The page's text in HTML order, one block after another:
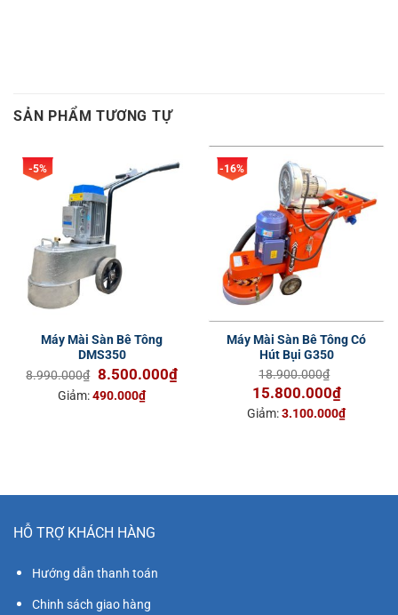
SẢN PHẨM TƯƠNG TỰ
-5%
Máy Mài Sàn Bê Tông
DMS350
8.990.000₫ Giá
gốc
8.500.000₫Giá
Giảm:490.000₫
-16%
Máy Mài Sàn Bê Tông Có
Hút Bụi G350
18.900.000₫
Giá
gốc
15.800.000₫Giá
hiện
Giảm:3.100.000₫
HỖ TRỢ KHÁCH HÀNG
Hướng dẫn thanh toán
Chinh sách giao hàng